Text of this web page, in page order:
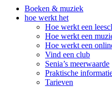
Boeken & muziek
hoe werkt het
Hoe werkt een
Hoe werkt een
Hoe werkt een
Vind een club
Senia’s meerwaarde
Praktische
Tarieven